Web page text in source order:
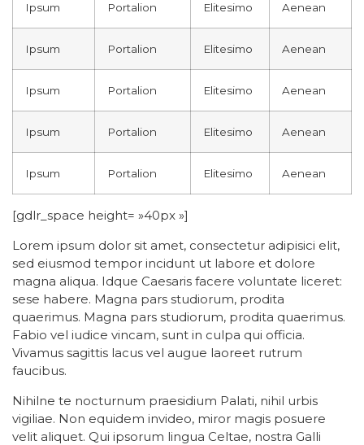
Ipsum Portalion Elitesimo Aenean
Ipsum Portalion Elitesimo Aenean
Ipsum Portalion Elitesimo Aenean
Ipsum Portalion Elitesimo Aenean
Ipsum Portalion Elitesimo Aenean
[gdlr_space height= »40px »]
Lorem ipsum dolor sit amet, consectetur adipisici elit,
sed eiusmod tempor incidunt ut labore et dolore
magna aliqua. Idque Caesaris facere voluntate liceret:
sese habere. Magna pars studiorum, prodita
quaerimus. Magna pars studiorum, prodita quaerimus.
Fabio vel iudice vincam, sunt in culpa qui officia.
Vivamus sagittis lacus vel augue laoreet rutrum
faucibus.
Nihilne te nocturnum praesidium Palati, nihil urbis
vigiliae. Non equidem invideo, miror magis posuere
velit aliquet. Qui ipsorum lingua Celtae, nostra Galli